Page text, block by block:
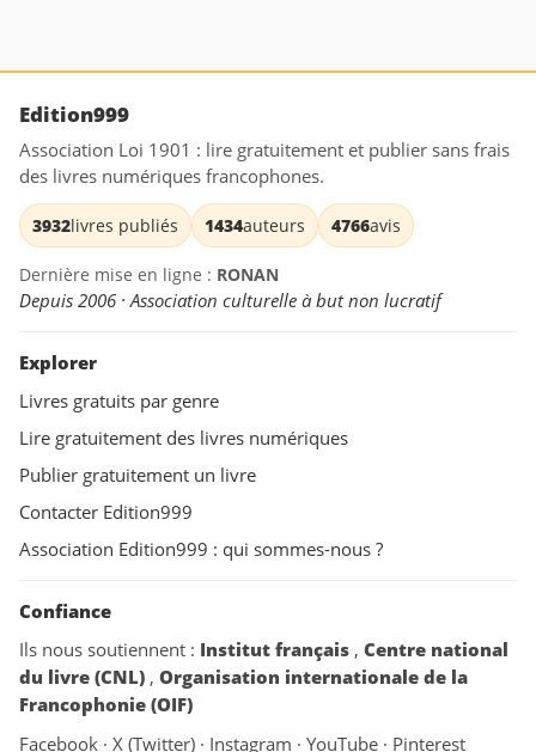
Edition999
Association Loi 1901 : lire gratuitement et publier sans frais
des livres numériques francophones.
3932livres publiés 1434auteurs 4766avis
Dernière mise en ligne : RONAN
Depuis 2006 · Association culturelle à but non lucratif
Explorer
Livres gratuits par genre
Lire gratuitement des livres numériques
Publier gratuitement un livre
Contacter Edition999
Association Edition999 : qui sommes-nous ?
Confiance
Ils nous soutiennent : Institut français , Centre national
du livre (CNL) , Organisation internationale de la
Francophonie (OIF)
Facebook · X (Twitter) · Instagram · YouTube · Pinterest